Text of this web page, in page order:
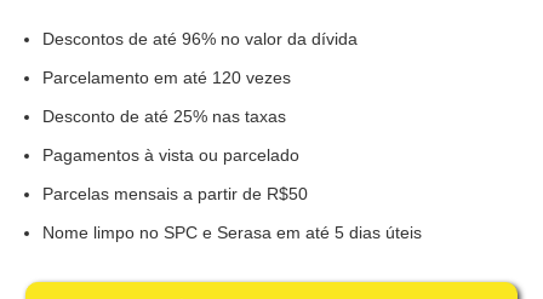
Descontos de até 96% no valor da dívida
Parcelamento em até 120 vezes
Desconto de até 25% nas taxas
Pagamentos à vista ou parcelado
Parcelas mensais a partir de R$50
Nome limpo no SPC e Serasa em até 5 dias úteis